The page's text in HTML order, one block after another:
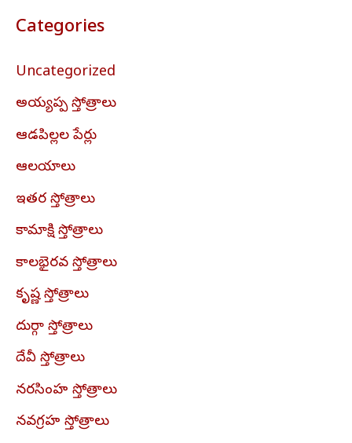
Categories
Uncategorized
అయ్యప్ప స్తోత్రాలు
ఆడపిల్లల పేర్లు
ఆలయాలు
ఇతర స్తోత్రాలు
కామాక్షి స్తోత్రాలు
కాలభైరవ స్తోత్రాలు
కృష్ణ స్తోత్రాలు
దుర్గా స్తోత్రాలు
దేవీ స్తోత్రాలు
నరసింహ స్తోత్రాలు
నవగ్రహ స్తోత్రాలు